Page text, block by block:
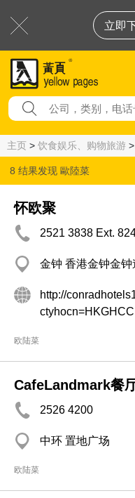
立即
主页 > 饮食娱乐、购物旅游 >
8 结果发现 歐陸菜
怀欧聚
2521 3838 Ext.
金钟 香港金钟金
http://
ctyhocn=HKGHCCI
欧陆菜
CafeLandmark餐
2526 4200
中环 置地广场
欧陆菜